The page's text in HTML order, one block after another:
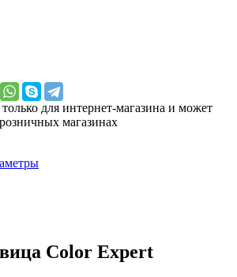
для интернет-магазина и может
магазинах
Color Expert